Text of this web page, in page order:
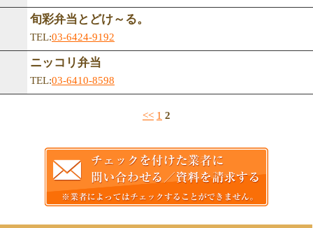
旬彩弁当とどけ～る。
TEL:03-6424-9192
ニッコリ弁当
TEL:03-6410-8598
<< 1 2